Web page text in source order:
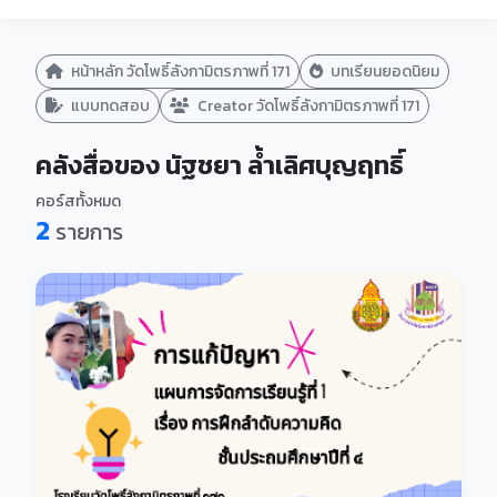
หน้าหลัก วัดโพธิ์ลังกามิตรภาพที่ 171
บทเรียนยอดนิยม
แบบทดสอบ
Creator วัดโพธิ์ลังกามิตรภาพที่ 171
คลังสื่อของ นัฐชยา ล้ำเลิศบุญฤทธิ์
คอร์สทั้งหมด
2 รายการ